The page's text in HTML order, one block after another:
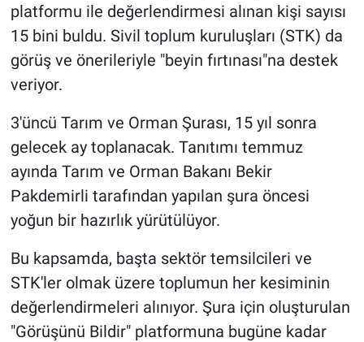
platformu ile değerlendirmesi alınan kişi sayısı
15 bini buldu. Sivil toplum kuruluşları (STK) da
görüş ve önerileriyle "beyin fırtınası"na destek
veriyor.
3'üncü Tarım ve Orman Şurası, 15 yıl sonra
gelecek ay toplanacak. Tanıtımı temmuz
ayında Tarım ve Orman Bakanı Bekir
Pakdemirli tarafından yapılan şura öncesi
yoğun bir hazırlık yürütülüyor.
Bu kapsamda, başta sektör temsilcileri ve
STK'ler olmak üzere toplumun her kesiminin
değerlendirmeleri alınıyor. Şura için oluşturulan
"Görüşünü Bildir" platformuna bugüne kadar